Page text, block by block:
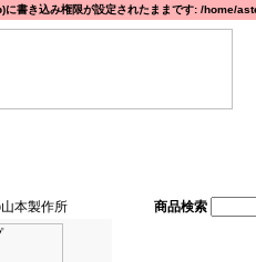
書き込み権限が設定されたままです: /
本製作所 商品検索